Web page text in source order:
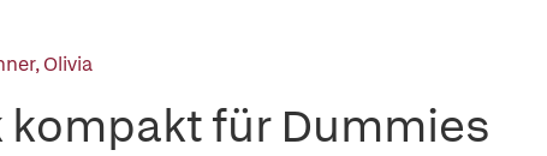
Olivia
für Dummies